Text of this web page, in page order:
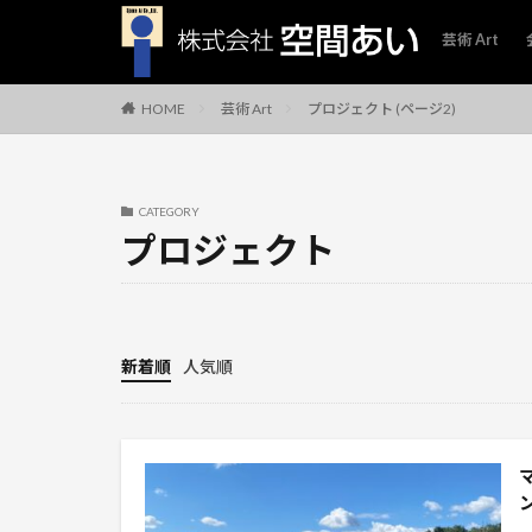
芸術 Art
HOME 芸術 Art プロジェクト (ページ2)
CATEGORY
プロジェクト
新着順 人気順